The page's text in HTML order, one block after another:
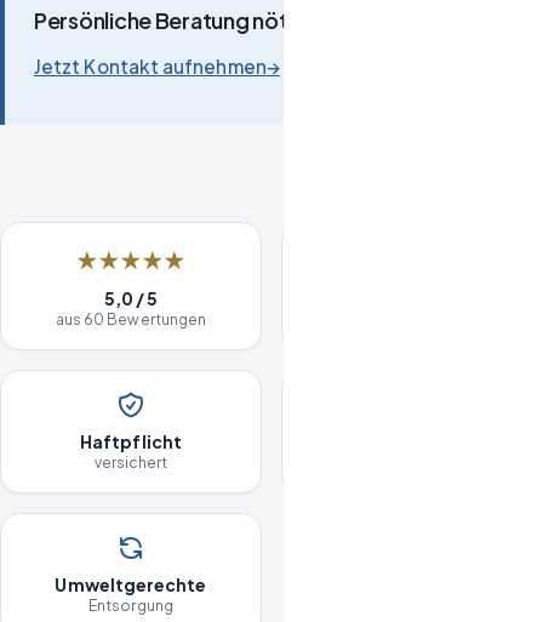
Persönliche Beratung nötig?
Jetzt Kontakt aufnehmen→
★★★★★
5,0 / 5
aus 60 Bewertungen
Haftpflicht
versichert
Umweltgerechte
Entsorgung